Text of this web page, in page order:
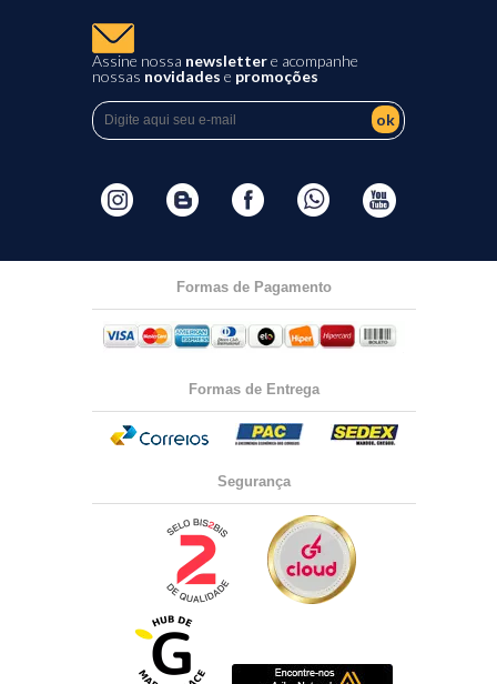
Assine nossa newslettere acompanhe
nossas novidades e promoções
ok
Formas de Pagamento
Formas de Entrega
Segurança